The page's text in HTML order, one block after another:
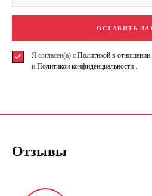
ОСТАВИТЬ
Я согласен(а) с Политикой в отношении
и Политикой конфиденциальности
Отзывы